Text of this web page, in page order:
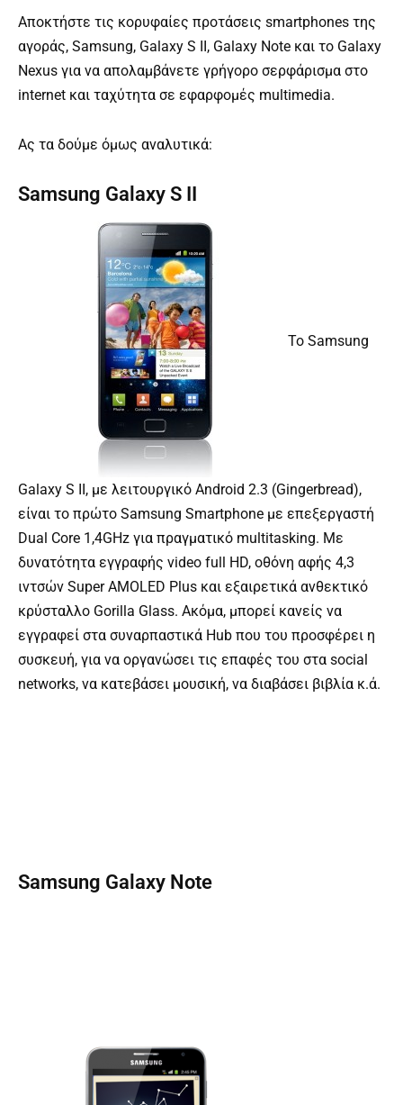
Αποκτήστε τις κορυφαίες προτάσεις smartphones της
αγοράς, Samsung, Galaxy S II, Galaxy Note και το Galaxy
Nexus για να απολαμβάνετε γρήγορο σερφάρισμα στο
internet και ταχύτητα σε εφαρφομές multimedia.
Ας τα δούμε όμως αναλυτικά:
Samsung Galaxy S II
Το Samsung
Galaxy S II, με λειτουργικό Android 2.3 (Gingerbread),
είναι το πρώτο Samsung Smartphone με επεξεργαστή
Dual Core 1,4GHz για πραγματικό multitasking. Με
δυνατότητα εγγραφής video full HD, οθόνη αφής 4,3
ιντσών Super AMOLED Plus και εξαιρετικά ανθεκτικό
κρύσταλλο Gorilla Glass. Ακόμα, μπορεί κανείς να
εγγραφεί στα συναρπαστικά Hub που του προσφέρει η
συσκευή, για να οργανώσει τις επαφές του στα social
networks, να κατεβάσει μουσική, να διαβάσει βιβλία κ.ά.
Samsung Galaxy Note